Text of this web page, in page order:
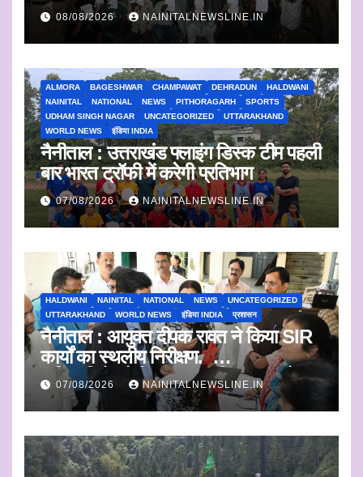
08/08/2026 NAINITALNEWSLINE.IN
ALMORA BAGESHWAR CHAMPAWAT DEHRADUN
HALDWANI
NAINITAL
NATIONAL NEWS PITHORAGARH
SPORTS
UDHAM SINGH NAGAR
UNCATEGORIZED
UTTARAKHAND
WORLD NEWS
इंडिया INDIA
नैनीताल : उत्तराखंड फ्लाइंग डिस्क टीम पहली
बार भारत ट्रॉफी में करेगी प्रतिभाग
07/08/2026 NAINITALNEWSLINE.IN
HALDWANI NAINITAL NATIONAL NEWS
UNCATEGORIZED
UTTARAKHAND
WORLD NEWS इंडिया INDIA प्रशासन
नैनीताल : आयुक्त दीपक रावत ने किया SIR
कार्यों का स्थलीय निरीक्षण.
अधिकारियों को दिए समयबद्ध निस्तारण और
पारदर्शिता के निर्देश
07/08/2026 NAINITALNEWSLINE.IN